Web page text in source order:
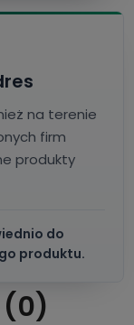
na terenie
firm
produkty
do
produktu.
(0)